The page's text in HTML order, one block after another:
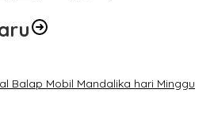
Balap Mobil Mandalika hari Minggu